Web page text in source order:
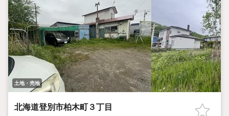
土地・売地
北海道登別市柏木町３丁目